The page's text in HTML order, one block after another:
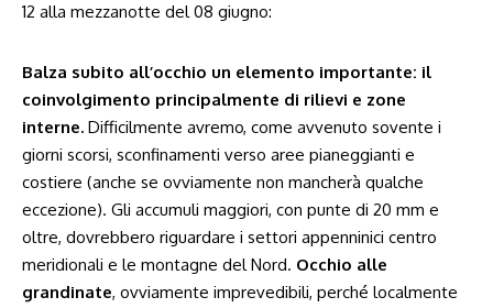
12 alla mezzanotte del 08 giugno:
Balza subito all’occhio un elemento importante: il
coinvolgimento principalmente di rilievi e zone
interne. Difficilmente avremo, come avvenuto sovente i
giorni scorsi, sconfinamenti verso aree pianeggianti e
costiere (anche se ovviamente non mancherà qualche
eccezione). Gli accumuli maggiori, con punte di 20 mm e
oltre, dovrebbero riguardare i settori appenninici centro
meridionali e le montagne del Nord. Occhio alle
grandinate, ovviamente imprevedibili, perché localmente